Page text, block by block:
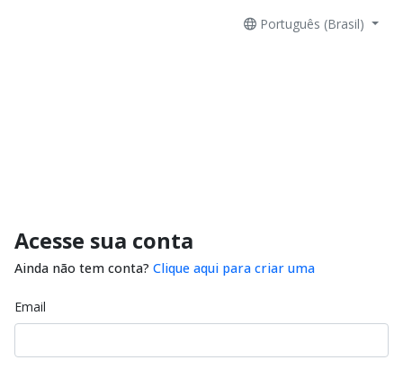
Português (Brasil)
Acesse sua conta
Ainda não tem conta? Clique aqui para criar uma
Email